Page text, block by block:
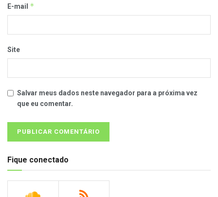
E-mail *
Site
Salvar meus dados neste navegador para a próxima vez
que eu comentar.
Fique conectado